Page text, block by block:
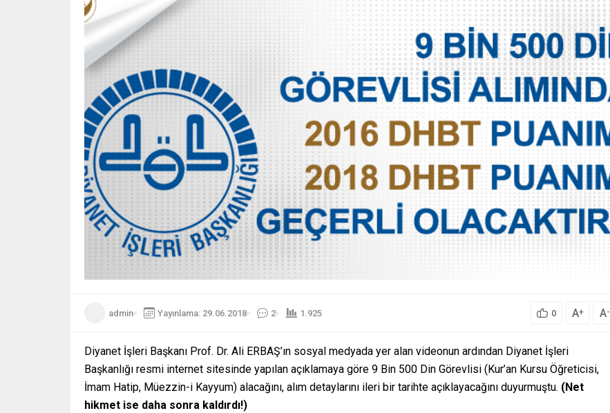
admin Yayınlama: 29.06.2018 2 1.925 0 A+ A-
Diyanet İşleri Başkanı Prof. Dr. Ali ERBAŞ’ın sosyal medyada yer alan videonun ardından Diyanet İşleri
Başkanlığı resmi internet sitesinde yapılan açıklamaya göre 9 Bin 500 Din Görevlisi (Kur’an Kursu Öğreticisi,
İmam Hatip, Müezzin-i Kayyum) alacağını, alım detaylarını ileri bir tarihte açıklayacağını duyurmuştu. (Net
hikmet ise daha sonra kaldırdı!)